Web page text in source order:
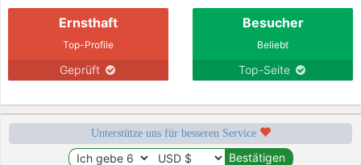
Ernsthaft
Top-Profile
Geprüft
Besucher
Beliebt
Top-Seite
Unterstütze uns für besseren Service